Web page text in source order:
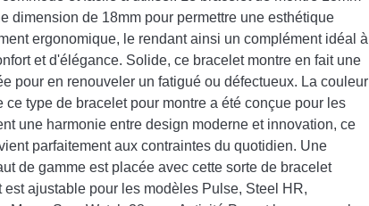
dimension de 18mm pour permettre une esthétique
ergonomique, le rendant ainsi un complément idéal à
et d'élégance. Solide, ce bracelet montre en fait une
pour en renouveler un fatigué ou défectueux. La couleur
ce type de bracelet pour montre a été conçue pour les
une harmonie entre design moderne et innovation, ce
parfaitement aux contraintes du quotidien. Une
de gamme est placée avec cette sorte de bracelet
est ajustable pour les modèles Pulse, Steel HR,